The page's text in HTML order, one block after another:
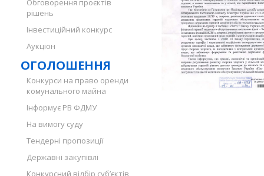
Обговорення проєктів
рішень
Інвестиційний конкурс
Аукціон
ОГОЛОШЕННЯ
Конкурси на право оренди
комунального майна
Інформує РВ ФДМУ
На вимогу суду
Тендерні пропозиції
Державні закупівлі
Конкурсний відбір суб’єктів